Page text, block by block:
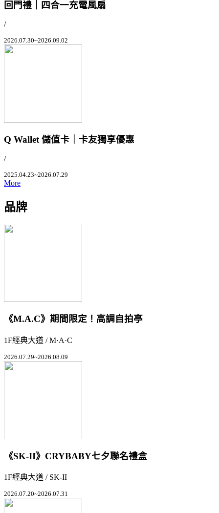
回門禮｜四合一充電風扇
/
2026.07.30~2026.09.02
Q Wallet 儲值卡｜卡友獨享優惠
/
2025.04.23~2026.07.29
More
品牌
《M.A.C》期間限定！高調自拍亭
1F經典大道 / M·A·C
2026.07.29~2026.08.09
《SK-II》CRYBABY七夕聯名禮盒
1F經典大道 / SK-II
2026.07.20~2026.07.31